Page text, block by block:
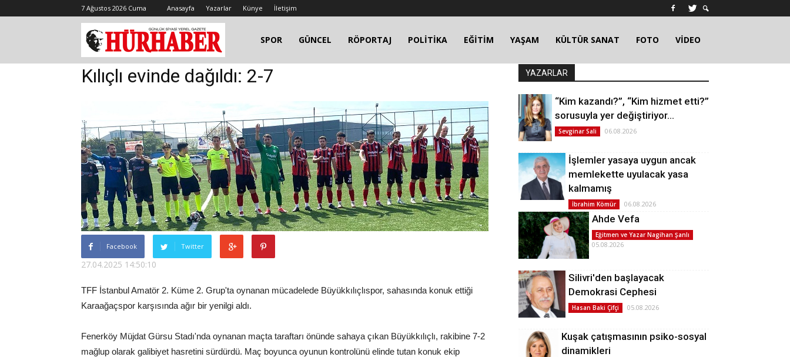
7 Ağustos 2026 Cuma Anasayfa Yazarlar Künye İletişim
SPOR GÜNCEL RÖPORTAJ POLİTİKA EĞİTİM YAŞAM KÜLTÜR SANAT FOTO VİDEO
Kılıçlı evinde dağıldı: 2-7
Facebook Twitter
27.04.2025 14:50:10
TFF İstanbul Amatör 2. Küme 2. Grup'ta oynanan mücadelede Büyükkılıçlıspor, sahasında konuk ettiği
Karaağaçspor karşısında ağır bir yenilgi aldı.
Fenerköy Müjdat Gürsu Stadı'nda oynanan maçta taraftarı önünde sahaya çıkan Büyükkılıçlı, rakibine 7-2
mağlup olarak galibiyet hasretini sürdürdü. Maç boyunca oyunun kontrolünü elinde tutan konuk ekip
YAZARLAR
“Kim kazandı?”, “Kim hizmet etti?”
sorusuyla yer değiştiriyor…
Sevginar Sali 06.08.2026
İşlemler yasaya uygun ancak
memlekette uyulacak yasa
kalmamış
İbrahim Kömür 06.08.2026
Ahde Vefa
Eğitmen ve Yazar Nagihan Şanlı
05.08.2026
Silivri'den başlayacak
Demokrasi Cephesi
Hasan Baki Çifçi 05.08.2026
Kuşak çatışmasının psiko-sosyal
dinamikleri